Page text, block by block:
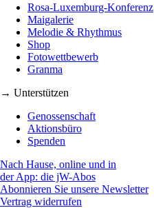
Rosa-Luxemburg-Konferenz
Maigalerie
Melodie & Rhythmus
Shop
Fotowettbewerb
Granma
→ Unterstützen
Genossenschaft
Aktionsbüro
Spenden
Nach Hause, online und in
der App: die jW-Abos
Abonnieren Sie unsere Newsletter
Vertrag widerrufen